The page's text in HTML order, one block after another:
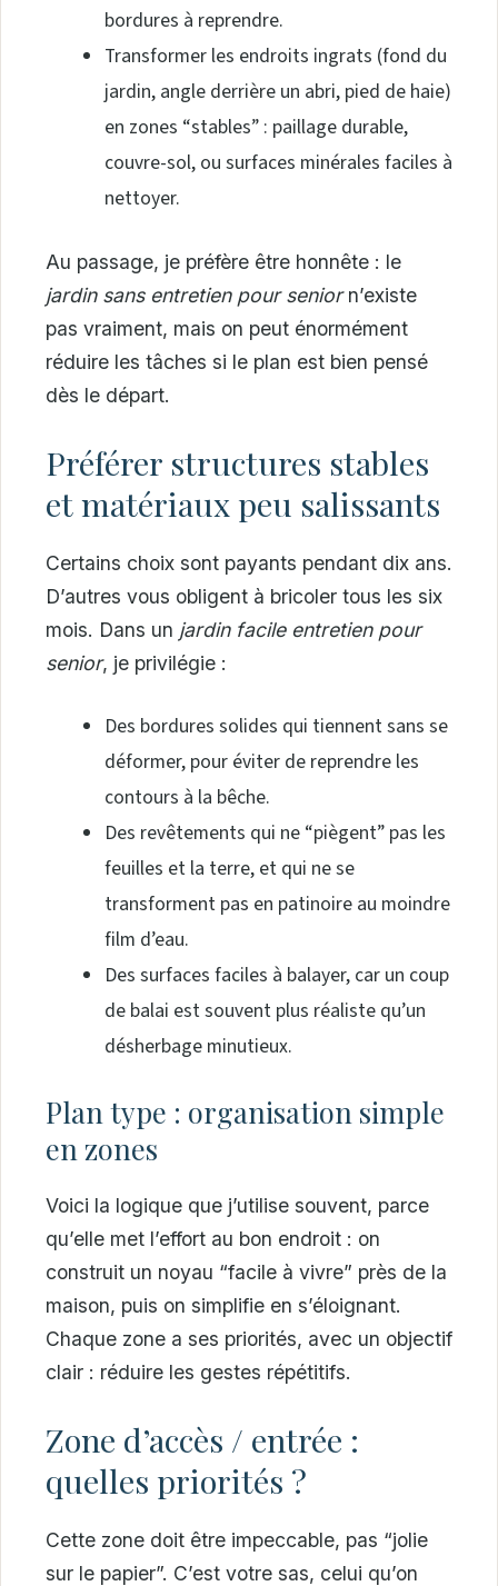
bordures à reprendre.
Transformer les endroits ingrats (fond du
jardin, angle derrière un abri, pied de haie)
en zones “stables” : paillage durable,
couvre-sol, ou surfaces minérales faciles à
nettoyer.
Au passage, je préfère être honnête : le
jardin sans entretien pour seniorn’existe
pas vraiment, mais on peut énormément
réduire les tâches si le plan est bien pensé
dès le départ.
Préférer structures stables
et matériaux peu salissants
Certains choix sont payants pendant dix ans.
D’autres vous obligent à bricoler tous les six
mois. Dans un jardin facile entretien pour
senior, je privilégie :
Des bordures solides qui tiennent sans se
déformer, pour éviter de reprendre les
contours à la bêche.
Des revêtements qui ne “piègent” pas les
feuilles et la terre, et qui ne se
transforment pas en patinoire au moindre
film d’eau.
Des surfaces faciles à balayer, car un coup
de balai est souvent plus réaliste qu’un
désherbage minutieux.
Plan type : organisation simple
en zones
Voici la logique que j’utilise souvent, parce
qu’elle met l’effort au bon endroit : on
construit un noyau “facile à vivre” près de la
maison, puis on simplifie en s’éloignant.
Chaque zone a ses priorités, avec un objectif
clair : réduire les gestes répétitifs.
Zone d’accès / entrée :
quelles priorités ?
Cette zone doit être impeccable, pas “jolie
sur le papier”. C’est votre sas, celui qu’on